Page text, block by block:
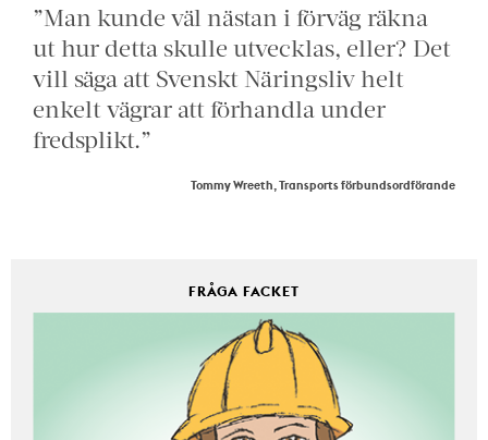
”Man kunde väl nästan i förväg räkna
ut hur detta skulle utvecklas, eller? Det
vill säga att Svenskt Näringsliv helt
enkelt vägrar att förhandla under
fredsplikt.”
Tommy Wreeth, Transports förbundsordförande
FRÅGA FACKET